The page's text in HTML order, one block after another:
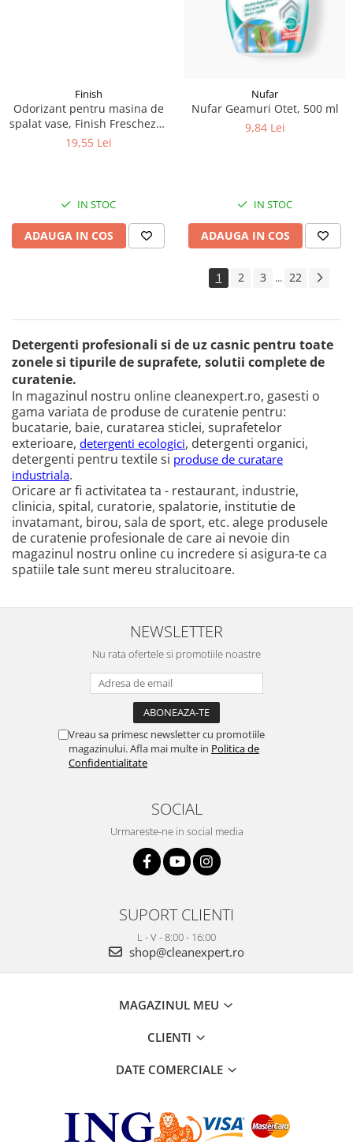
Finish
Odorizant pentru masina de
spalat vase, Finish Freschezza
Montana, 2x4 ml
19,55 Lei
IN STOC
ADAUGA IN COS
Nufar
Nufar Geamuri Otet, 500 ml
9,84 Lei
IN STOC
ADAUGA IN COS
1 2 3 ... 22
Detergenti profesionali si de uz casnic pentru toate
zonele si tipurile de suprafete, solutii complete de
curatenie.
In magazinul nostru online cleanexpert.ro, gasesti o
gama variata de produse de curatenie pentru:
bucatarie, baie, curatarea sticlei, suprafetelor
exterioare, detergenti ecologici, detergenti organici,
detergenti pentru textile si produse de curatare
industriala.
Oricare ar fi activitatea ta - restaurant, industrie,
clinicia, spital, curatorie, spalatorie, institutie de
invatamant, birou, sala de sport, etc. alege produsele
de curatenie profesionale de care ai nevoie din
magazinul nostru online cu incredere si asigura-te ca
spatiile tale sunt mereu stralucitoare.
NEWSLETTER
Nu rata ofertele si promotiile noastre
Vreau sa primesc newsletter cu promotiile
magazinului. Afla mai multe in Politica de
Confidentialitate
SOCIAL
Urmareste-ne in social media
SUPORT CLIENTI
L - V - 8:00 - 16:00
shop@cleanexpert.ro
MAGAZINUL MEU
CLIENTI
DATE COMERCIALE